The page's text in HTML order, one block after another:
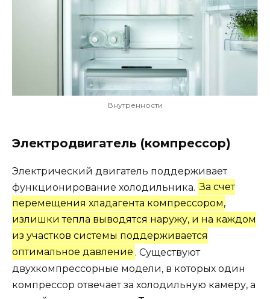
Внутренности
Электродвигатель (компрессор)
Электрический двигатель поддерживает
функционирование холодильника. За счет
перемещения хладагента компрессором,
излишки тепла выводятся наружу, и на каждом
из участков системы поддерживается
оптимальное давление . Существуют
двухкомпрессорные модели, в которых один
компрессор отвечает за холодильную камеру, а